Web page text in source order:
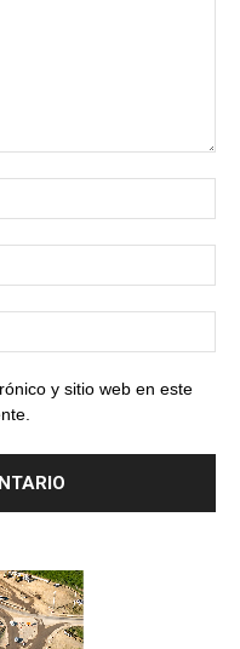
y sitio web en este